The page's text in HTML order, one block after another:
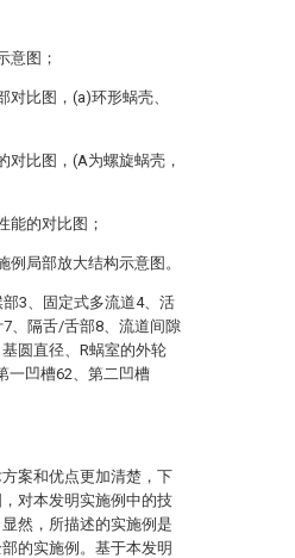
意图；
比图，(a)环形蜗壳、
对比图，(A为螺旋蜗壳，
能的对比图；
局部放大结构示意图。
3、固定式多流道4、活
、隔舌/舌部8、流道间隙
圆直径、R蜗室的外轮
一凹槽62、第二凹槽
案和优点更加清楚，下
对本发明实施例中的技
然，所描述的实施例是
的实施例。基于本发明